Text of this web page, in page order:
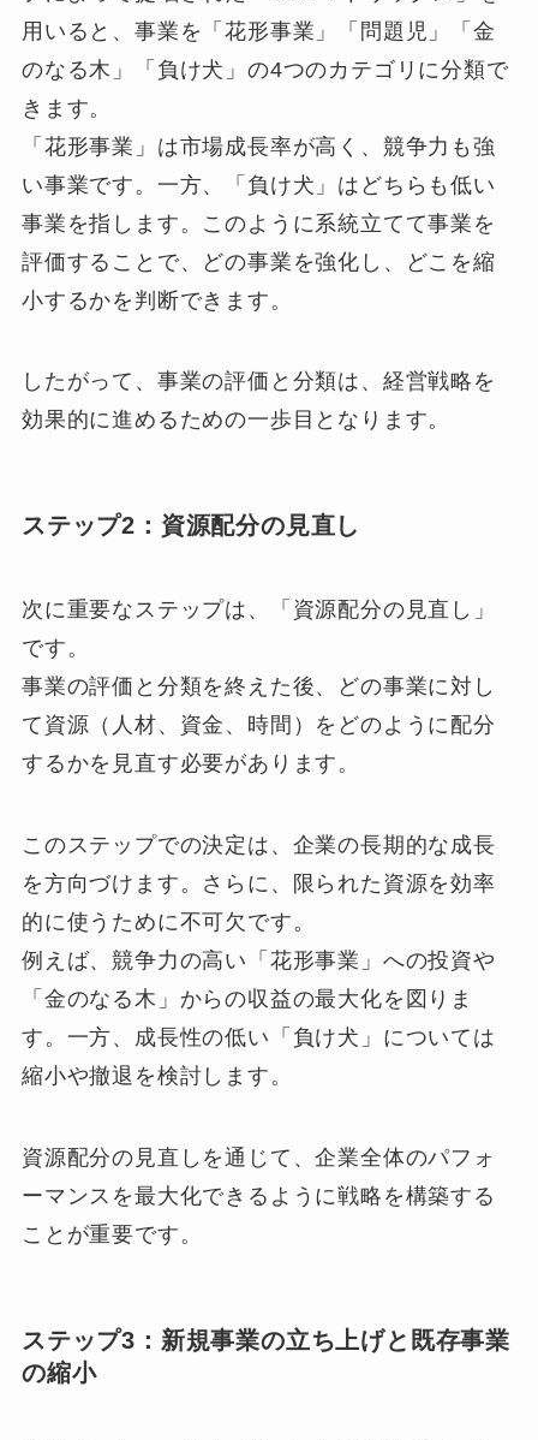
用いると、事業を「花形事業」「問題児」「金
のなる木」「負け犬」の4つのカテゴリに分類で
きます。
「花形事業」は市場成長率が高く、競争力も強
い事業です。一方、「負け犬」はどちらも低い
事業を指します。このように系統立てて事業を
評価することで、どの事業を強化し、どこを縮
小するかを判断できます。
したがって、事業の評価と分類は、経営戦略を
効果的に進めるための一歩目となります。
ステップ2：資源配分の見直し
次に重要なステップは、「資源配分の見直し」
です。
事業の評価と分類を終えた後、どの事業に対し
て資源（人材、資金、時間）をどのように配分
するかを見直す必要があります。
このステップでの決定は、企業の長期的な成長
を方向づけます。さらに、限られた資源を効率
的に使うために不可欠です。
例えば、競争力の高い「花形事業」への投資や
「金のなる木」からの収益の最大化を図りま
す。一方、成長性の低い「負け犬」については
縮小や撤退を検討します。
資源配分の見直しを通じて、企業全体のパフォ
ーマンスを最大化できるように戦略を構築する
ことが重要です。
ステップ3：新規事業の立ち上げと既存事業
の縮小